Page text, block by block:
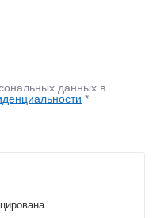
данных в
*